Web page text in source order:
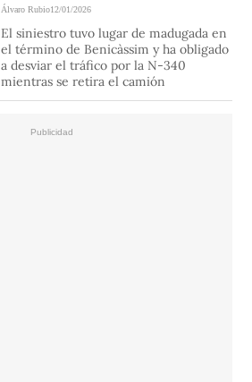
Álvaro Rubio12/01/2026
El siniestro tuvo lugar de madugada en
el término de Benicàssim y ha obligado
a desviar el tráfico por la N-340
mientras se retira el camión